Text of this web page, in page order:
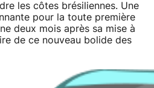
les côtes brésiliennes. Une
pour la toute première
deux mois après sa mise à
de ce nouveau bolide des